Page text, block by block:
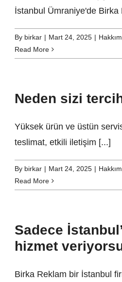
İstanbul Ümraniye'de Birka
By birkar | Mart 24, 2025 |
Read More
Neden sizi
Yüksek ürün ve üstün
teslimat, etkili iletişim [...]
By birkar | Mart 24, 2025 |
Read More
Sadece
hizmet
Birka Reklam bir İstanbul